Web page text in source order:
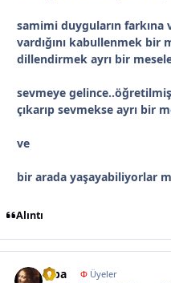
samimi duyguların farkına
vardığını kabullenmek bir
dillendirmek ayrı bir
sevmeye
çıkarıp sevmekse ayrı bir
ve
bir arada yaşayabiliyorlar
Alıntı
hiba ΦÜyeler